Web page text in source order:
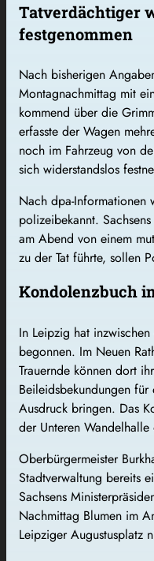
Tatverdächtiger
festgenommen
Nach bisherigen
Montagnachmittag mit
kommend über die
erfasste der Wagen
noch im Fahrzeug von
sich widerstandslos
Nach dpa-Informationen
polizeibekannt.
am Abend von einem
zu der Tat führte, sollen
Kondolenzbuch
In Leipzig hat
begonnen. Im Neuen
Trauernde können dort
Beileidsbekundungen
Ausdruck bringen. Das
der Unteren
Oberbürgermeister
Stadtverwaltung bereits
Sachsens
Nachmittag Blumen im
Leipziger Augustusplatz